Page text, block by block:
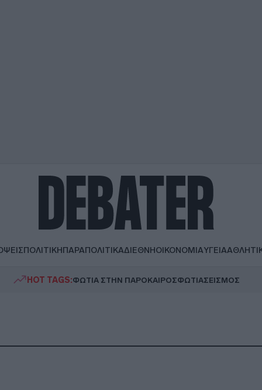
ΠΟΛΙΤΙΚΗΠΑΡΑΠΟΛΙΤΙΚΑΔΙΕΘΝΗΟΙΚΟΝΟΜΙΑΥΓΕΙΑ
HOT TAGS:ΦΩΤΙΑ ΣΤΗΝ ΠΑΡΟΚΑΙΡΟΣΦΩΤΙΑΣΕΙΣΜΟΣ